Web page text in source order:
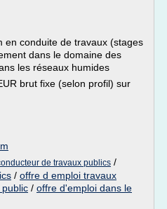
en conduite de travaux (stages
dans le domaine des
les réseaux humides
brut fixe (selon profil) sur
de travaux publics /
/ offre d emploi travaux
/ offre d'emploi dans le